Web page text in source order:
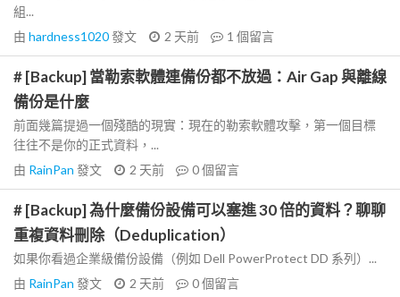
組...
由 hardness1020發文 2 天前 1 個留言
# [Backup] 當勒索軟體連備份都不放過：Air Gap 與離線
備份是什麼
前面幾篇提過一個殘酷的現實：現在的勒索軟體攻擊，第一個目標
往往不是你的正式資料，...
由 RainPan 發文 2 天前 0個留言
# [Backup] 為什麼備份設備可以塞進 30 倍的資料？聊聊
重複資料刪除（Deduplication）
如果你看過企業級備份設備（例如 Dell PowerProtect DD 系列）...
由 RainPan 發文 2 天前 0個留言